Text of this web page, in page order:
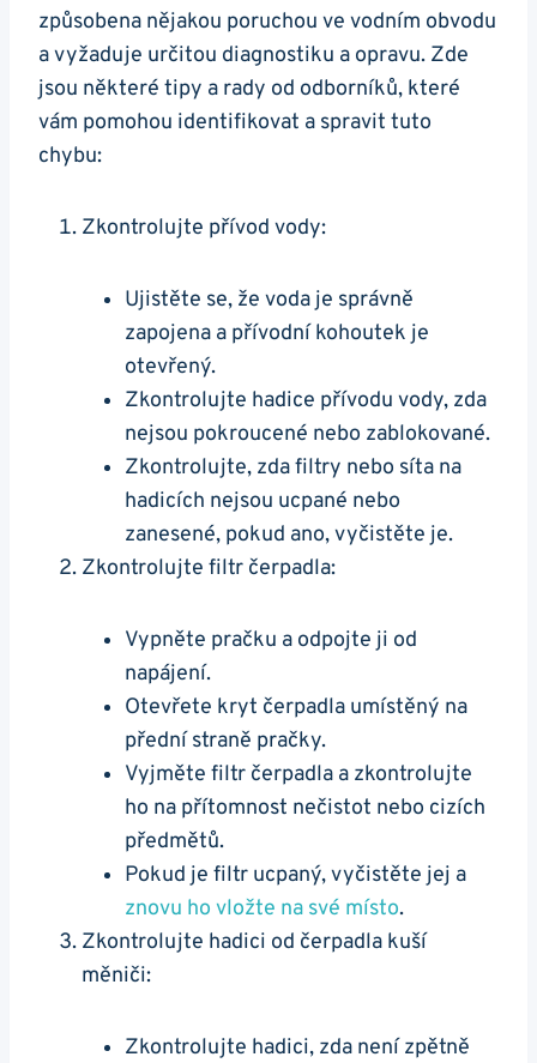
‌způsobena nějakou poruchou ve vodním obvodu
a vyžaduje ‍určitou diagnostiku ​a opravu. Zde
jsou⁢ některé tipy a rady ​od odborníků, které‍
vám ‍pomohou identifikovat a ​spravit tuto‌
chybu:
Zkontrolujte přívod vody:⁣
Ujistěte se, že voda⁤ je ⁣správně
zapojena a přívodní kohoutek je
otevřený.
Zkontrolujte hadice přívodu vody, zda⁢
nejsou pokroucené nebo zablokované.
Zkontrolujte, zda ​filtry ⁢nebo síta na
hadicích nejsou ucpané ⁤nebo
zanesené, ‌pokud⁣ ano, vyčistěte je.
Zkontrolujte filtr čerpadla:
Vypněte pračku a odpojte ji od
⁤napájení.
Otevřete kryt čerpadla⁢ umístěný na
přední straně ⁢pračky.
Vyjměte filtr čerpadla a zkontrolujte
ho na přítomnost nečistot nebo⁣ cizích
⁣předmětů.
Pokud je⁣ filtr‍ ucpaný, ⁢vyčistěte jej a
znovu ho vložte‌ na ‌své místo.
Zkontrolujte ​hadici ‌od čerpadla‌ kuší
měniči: ⁣
Zkontrolujte hadici, zda není⁢ zpětně